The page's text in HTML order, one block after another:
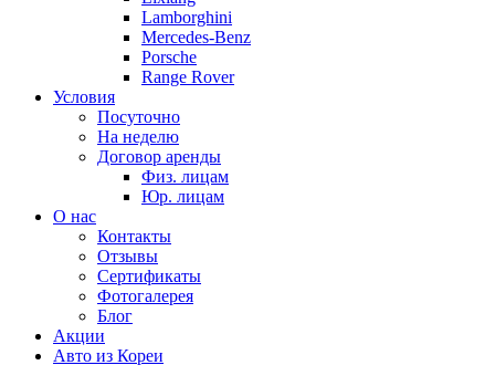
Lamborghini
Mercedes-Benz
Porsche
Range Rover
Условия
Посуточно
На неделю
Договор аренды
Физ. лицам
Юр. лицам
О нас
Контакты
Отзывы
Сертификаты
Фотогалерея
Блог
Акции
Авто из Кореи